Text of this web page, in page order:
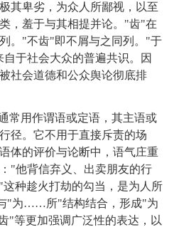
其卑劣，为众人所鄙视，以至
，羞于与其相提并论。"齿"在
。"不齿"即不屑与之同列。"于
于社会大众的普遍共识。因
社会道德和公众舆论彻底排
常用作谓语或定语，其主语或
径。它不用于直接斥责的场
体的评价与论断中，语气庄重
"他背信弃义、出卖朋友的行
种趁火打劫的勾当，是为人所
"为……所"结构结合，形成"为
"等更加强调广泛性的表达，以